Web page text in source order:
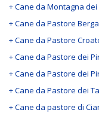
+ Cane da Montagna
+ Cane da Pastore
+ Cane da Pastore
+ Cane da Pastore dei
+ Cane da Pastore dei
+ Cane da Pastore dei
+ Cane da pastore di